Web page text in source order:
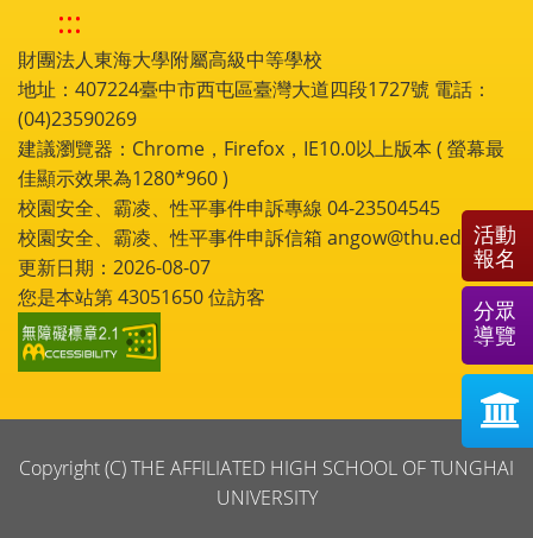
:::
財團法人東海大學附屬高級中等學校
地址：407224臺中市西屯區臺灣大道四段1727號 電話：
(04)23590269
建議瀏覽器：Chrome，Firefox，IE10.0以上版本 ( 螢幕最
佳顯示效果為1280*960 )
校園安全、霸凌、性平事件申訴專線 04-23504545
校園安全、霸凌、性平事件申訴信箱 angow@thu.edu.tw
更新日期：2026-08-07
您是本站第43051650位訪客
Copyright (C) THE AFFILIATED HIGH SCHOOL OF TUNGHAI
UNIVERSITY
活動
報名
分眾
導覽